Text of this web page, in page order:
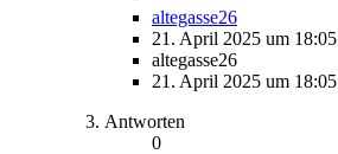
altegasse26
21. April 2025 um 18:05
altegasse26
21. April 2025 um 18:05
Antworten
0